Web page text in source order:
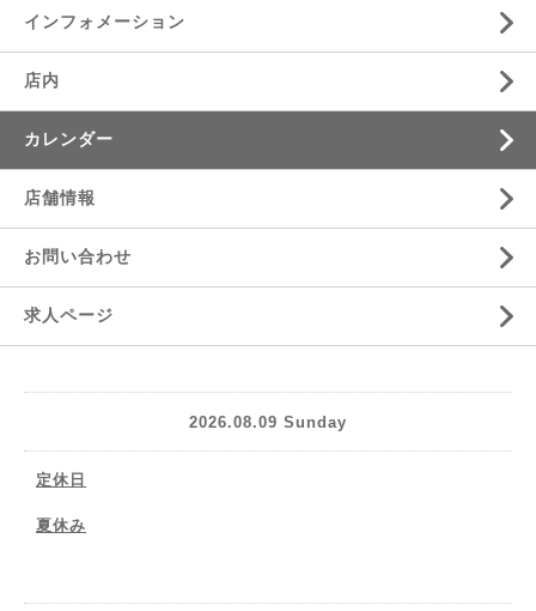
インフォメーション
店内
カレンダー
店舗情報
お問い合わせ
求人ページ
2026.08.09 Sunday
定休日
夏休み